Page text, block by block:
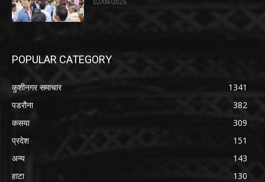
POPULAR CATEGORY
कुशीनगर समाचार
1341
पडरौना
382
कसया
309
प्रदेश
151
अन्य
143
हाटा
130